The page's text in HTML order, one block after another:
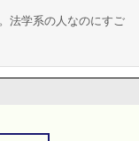
法学系の人なのにすご